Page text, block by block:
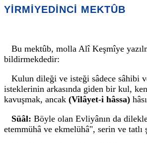
YİRMİYEDİNCİ MEKTÛB
Bu mektûb, molla Alî Keşmîye
bildirmekdedir:
Kulun dileği ve isteği sâdece sâhibi
isteklerinin arkasında giden bir kul,
kavuşmak, ancak (Vilâyet-i hâssa)
Süâl: Böyle olan Evliyânın da
etemmühâ ve ekmelühâ", serin ve